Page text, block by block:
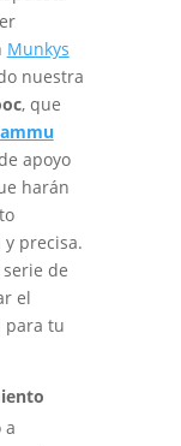
Munkys
nuestra
, que
apoyo
harán
precisa.
de
el
para tu
a